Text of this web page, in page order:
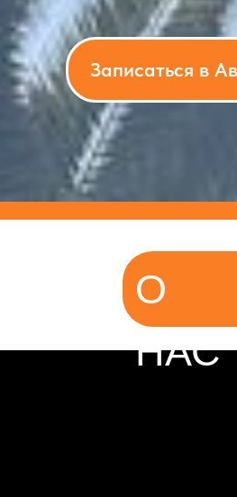
Записаться в Автошколу!
О
НАС